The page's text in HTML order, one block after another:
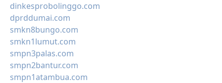
dinkesprobolinggo.com
dprddumai.com
smkn8bungo.com
smkn1lumut.com
smpn3palas.com
smpn2bantur.com
smpn1atambua.com